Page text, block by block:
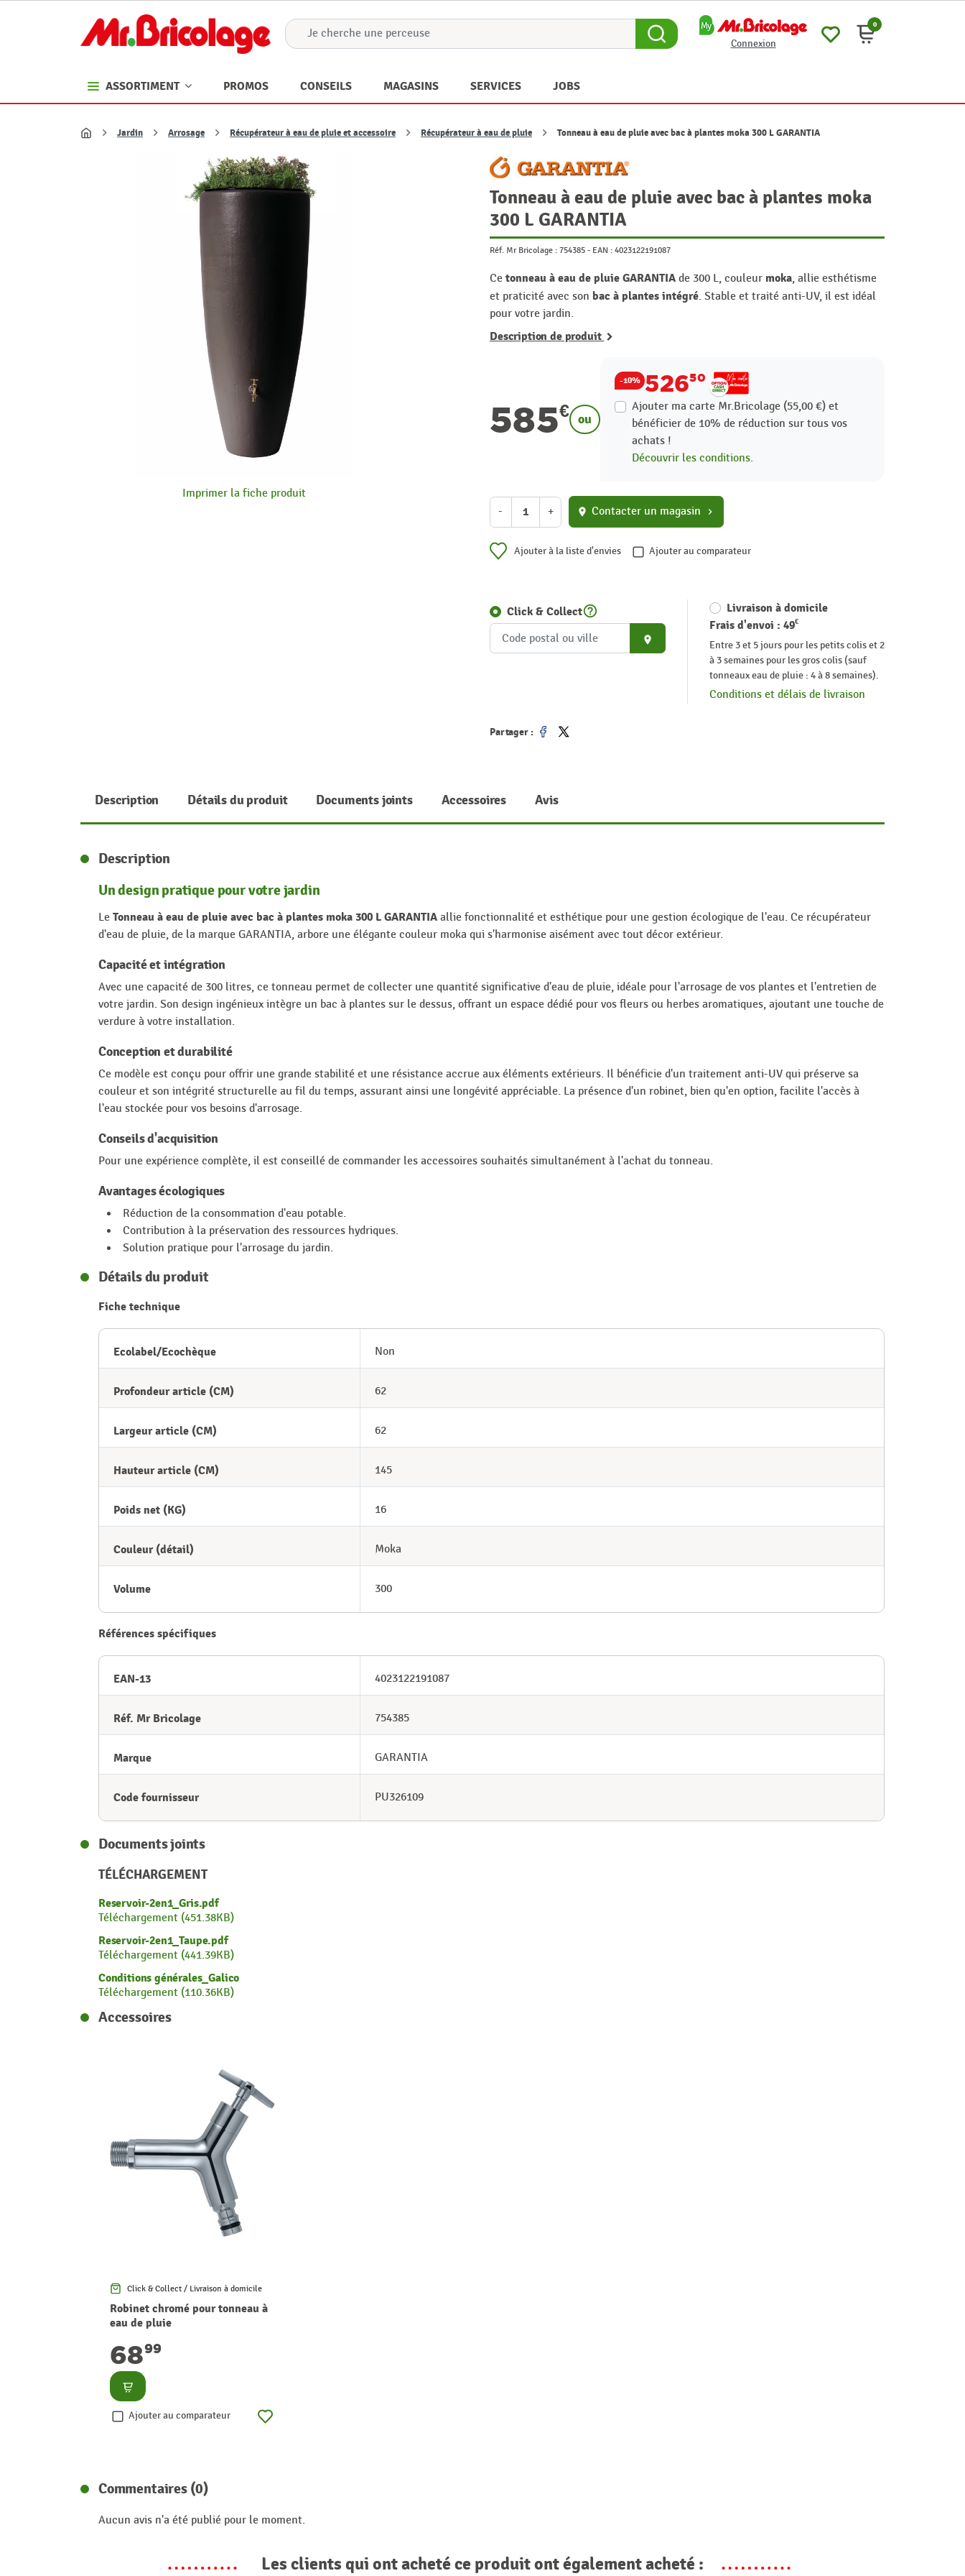
Connexion
0
ASSORTIMENT PROMOS CONSEILS MAGASINS SERVICES JOBS
Accueil
Jardin Arrosage Récupérateur à eau de pluie et accessoire Récupérateur à eau de pluie Tonneau à eau de pluie avec bac à plantes moka 300 L GARANTIA
Imprimer la fiche produit
Tonneau à eau de pluie avec bac à plantes moka
300 L GARANTIA
Réf. Mr Bricolage : 754385 - EAN : 4023122191087
Ce tonneau à eau de pluie GARANTIA de 300 L, couleur moka, allie esthétisme
et praticité avec son bac à plantes intégré. Stable et traité anti-UV, il est idéal
pour votre jardin.
Description de produit
585€ ou
-10% 52650
Ajouter ma carte Mr.Bricolage (55,00 €) et
bénéficier de 10%de réduction sur tous vos
achats !
Découvrir les conditions.
- + location_on Contacter un magasin chevron_right
Ajouter à la liste d'envies Ajouter au comparateur
Click & Collecthelp_outline
place
Livraison à domicile
Frais d'envoi : 49€
Entre 3 et 5 jours pour les petits colis et 2
à 3 semaines pour les gros colis (sauf
tonneaux eau de pluie : 4 à 8 semaines).
Conditions et délais de livraison
Partager :
Description Détails du produit Documents joints Accessoires Avis
Description
Un design pratique pour votre jardin
Le Tonneau à eau de pluie avec bac à plantes moka 300 L GARANTIA allie fonctionnalité et esthétique pour une gestion écologique de l'eau. Ce récupérateur
d'eau de pluie, de la marque GARANTIA, arbore une élégante couleur moka qui s'harmonise aisément avec tout décor extérieur.
Capacité et intégration
Avec une capacité de 300 litres, ce tonneau permet de collecter une quantité significative d'eau de pluie, idéale pour l'arrosage de vos plantes et l'entretien de
votre jardin. Son design ingénieux intègre un bac à plantes sur le dessus, offrant un espace dédié pour vos fleurs ou herbes aromatiques, ajoutant une touche de
verdure à votre installation.
Conception et durabilité
Ce modèle est conçu pour offrir une grande stabilité et une résistance accrue aux éléments extérieurs. Il bénéficie d'un traitement anti-UV qui préserve sa
couleur et son intégrité structurelle au fil du temps, assurant ainsi une longévité appréciable. La présence d'un robinet, bien qu'en option, facilite l'accès à
l'eau stockée pour vos besoins d'arrosage.
Conseils d'acquisition
Pour une expérience complète, il est conseillé de commander les accessoires souhaités simultanément à l'achat du tonneau.
Avantages écologiques
Réduction de la consommation d'eau potable.
Contribution à la préservation des ressources hydriques.
Solution pratique pour l'arrosage du jardin.
Détails du produit
Fiche technique
Ecolabel/Ecochèque Non
Profondeur article (CM) 62
Largeur article (CM) 62
Hauteur article (CM) 145
Poids net (KG) 16
Couleur (détail) Moka
Volume 300
Références spécifiques
EAN-13 4023122191087
Réf. Mr Bricolage 754385
Marque GARANTIA
Code fournisseur PU326109
Documents joints
TÉLÉCHARGEMENT
Reservoir-2en1_Gris.pdf
Téléchargement (451.38KB)
Reservoir-2en1_Taupe.pdf
Téléchargement (441.39KB)
Conditions générales_Galico
Téléchargement (110.36KB)
Accessoires
Click & Collect / Livraison à domicile
Robinet chromé pour tonneau à
eau de pluie
6899
Consulter
Ajouter au comparateur
Commentaires (0)
Aucun avis n'a été publié pour le moment.
Les clients qui ont acheté ce produit ont également acheté :